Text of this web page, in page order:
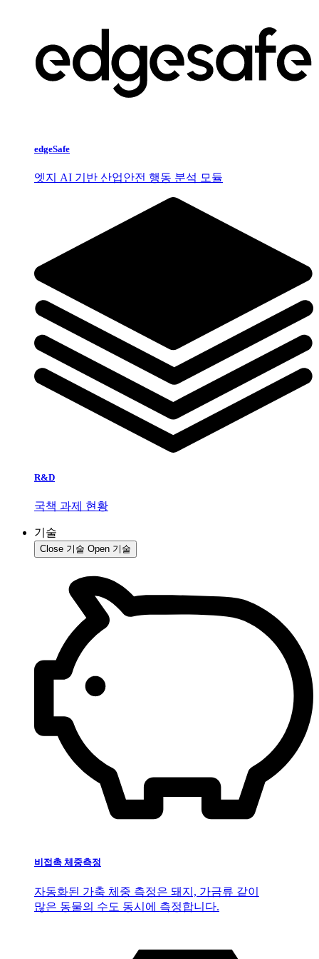
edgeSafe
엣지 AI 기반 산업안전 행동 분석 모듈
R&D
국책 과제 현황
기술
Close 기술 Open 기술
비접촉 체중측정
자동화된 가축 체중 측정은 돼지, 가금류 같이
많은 동물의 수도 동시에 측정합니다.